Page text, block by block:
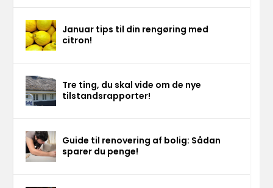
Januar tips til din rengøring med
citron!
Tre ting, du skal vide om de nye
tilstandsrapporter!
Guide til renovering af bolig: Sådan
sparer du penge!